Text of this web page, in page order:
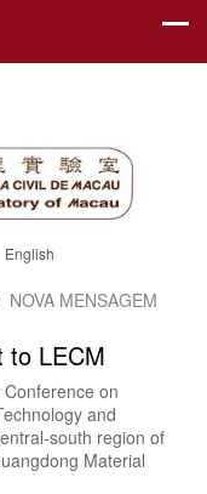
English
NOVA MENSAGEM
to LECM
on
and
south region of
Material